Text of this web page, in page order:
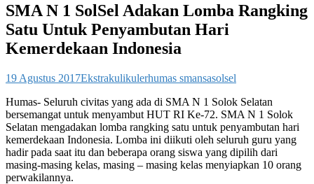
SMA N 1 SolSel Adakan Lomba Rangking
Satu Untuk Penyambutan Hari
Kemerdekaan Indonesia
19 Agustus 2017Ekstrakulikulerhumas smansasolsel
Humas- Seluruh civitas yang ada di SMA N 1 Solok Selatan
bersemangat untuk menyambut HUT RI Ke-72. SMA N 1 Solok
Selatan mengadakan lomba rangking satu untuk penyambutan hari
kemerdekaan Indonesia. Lomba ini diikuti oleh seluruh guru yang
hadir pada saat itu dan beberapa orang siswa yang dipilih dari
masing-masing kelas, masing – masing kelas menyiapkan 10 orang
perwakilannya.